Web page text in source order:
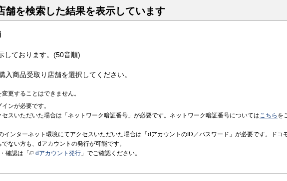
舗を検索した結果を表示しています
しております。(50音順)
入商品受取り店舗を選択してください。
更することはできません。
ンが必要です。
セスいただいた場合は「ネットワーク暗証番号」が必要です。ネットワーク暗証番号についてはこちら を
インターネット環境にてアクセスいただいた場合は「dアカウントのID／パスワード」が必要です。ドコ
ない方も、dアカウントの発行が可能です。
確認は「
dアカウント発行 」でご確認ください。